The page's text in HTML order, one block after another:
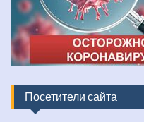
Посетители сайта